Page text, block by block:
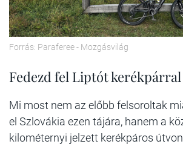
Forrás: Paraferee - Mozgásvilág
Fedezd fel Liptót kerékpárral
Mi most nem az előbb felsoroltak
el Szlovákia ezen tájára, hanem a
kilométernyi jelzett kerékpáros